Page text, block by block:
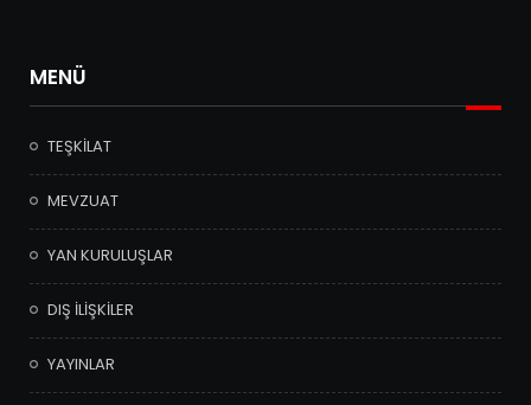
MENÜ
TEŞKİLAT
MEVZUAT
YAN KURULUŞLAR
DIŞ İLİŞKİLER
YAYINLAR